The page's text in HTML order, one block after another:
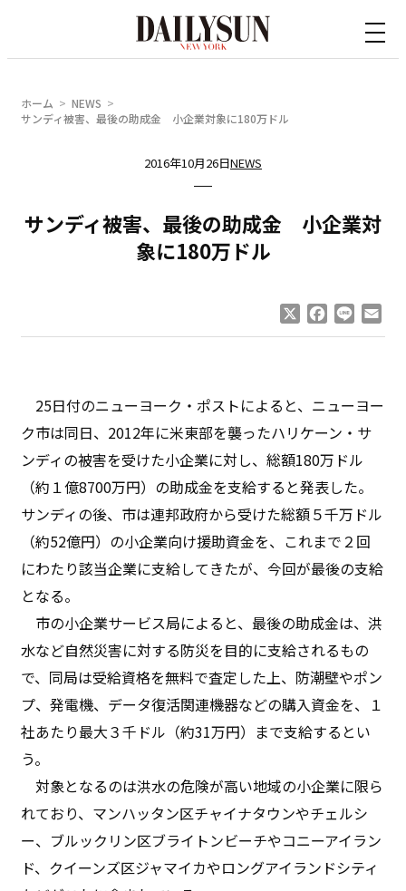
ホーム
NEWS
サンディ被害、最後の助成金 小企業対象に180万ドル
2016年10月26日NEWS
サンディ被害、最後の助成金 小企業対
象に180万ドル
Facebook
Line
25日付のニューヨーク・ポストによると、ニューヨー
ク市は同日、2012年に米東部を襲ったハリケーン・サ
ンディの被害を受けた小企業に対し、総額180万ドル
（約１億8700万円）の助成金を支給すると発表した。
サンディの後、市は連邦政府から受けた総額５千万ドル
（約52億円）の小企業向け援助資金を、これまで２回
にわたり該当企業に支給してきたが、今回が最後の支給
となる。
市の小企業サービス局によると、最後の助成金は、洪
水など自然災害に対する防災を目的に支給されるもの
で、同局は受給資格を無料で査定した上、防潮壁やポン
プ、発電機、データ復活関連機器などの購入資金を、１
社あたり最大３千ドル（約31万円）まで支給するとい
う。
対象となるのは洪水の危険が高い地域の小企業に限ら
れており、マンハッタン区チャイナタウンやチェルシ
ー、ブルックリン区ブライトンビーチやコニーアイラン
ド、クイーンズ区ジャマイカやロングアイランドシティ